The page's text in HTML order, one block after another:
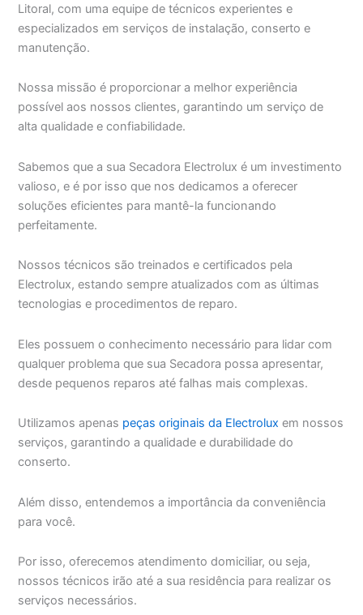
Litoral, com uma equipe de técnicos experientes e
especializados em serviços de instalação, conserto e
manutenção.
Nossa missão é proporcionar a melhor experiência
possível aos nossos clientes, garantindo um serviço de
alta qualidade e confiabilidade.
Sabemos que a sua Secadora Electrolux é um investimento
valioso, e é por isso que nos dedicamos a oferecer
soluções eficientes para mantê-la funcionando
perfeitamente.
Nossos técnicos são treinados e certificados pela
Electrolux, estando sempre atualizados com as últimas
tecnologias e procedimentos de reparo.
Eles possuem o conhecimento necessário para lidar com
qualquer problema que sua Secadora possa apresentar,
desde pequenos reparos até falhas mais complexas.
Utilizamos apenas peças originais da Electrolux em nossos
serviços, garantindo a qualidade e durabilidade do
conserto.
Além disso, entendemos a importância da conveniência
para você.
Por isso, oferecemos atendimento domiciliar, ou seja,
nossos técnicos irão até a sua residência para realizar os
serviços necessários.